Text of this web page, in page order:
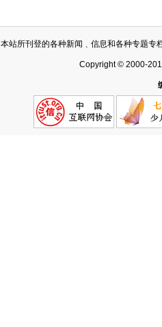
本站所刊登的各种新闻﹑信息和各种专题专
Copyright © 2000-